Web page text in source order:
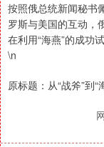
按照俄总统新闻秘书
罗斯与美国的互动，
在利用“海燕”的成功
\n
原标题：从“战斧”到